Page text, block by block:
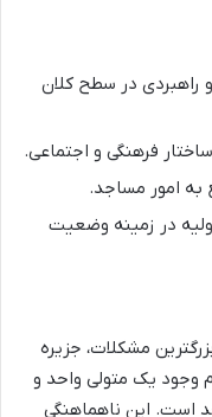
راهبردی در سطح کلان
فرهنگی و اجتماعی.
به امور مساجد.
در زمینه وضعیت
مشکلات، جزیره
وجود یک متولی واحد و
است. این ناهماهنگی